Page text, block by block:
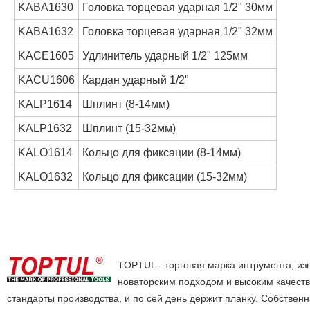
KABA1630 Головка торцевая ударная 1/2" 30мм
KABA1632 Головка торцевая ударная 1/2" 32мм
KACE1605 Удлинитель ударный 1/2" 125мм
KACU1606 Кардан ударный 1/2"
KALP1614 Шплинт (8-14мм)
KALP1632 Шплинт (15-32мм)
KALO1614 Кольцо для фиксации (8-14мм)
KALO1632 Кольцо для фиксации (15-32мм)
TOPTUL - торговая марка интрумента,
новаторским подходом и высоким
стандарты производства, и по сей день держит планку.